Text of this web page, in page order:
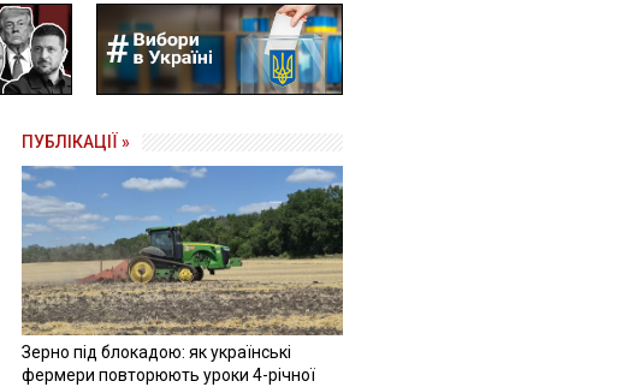
ПУБЛІКАЦІЇ »
Зерно під блокадою: як українські
фермери повторюють уроки 4-річної